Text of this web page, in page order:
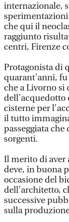
internazionale,
sperimentazioni
che qui il
raggiunto
centri, Firenze
Protagonista di
quarant'anni, fu
che a Livorno
dell'acquedotto
cisterne per
il tutto
passeggiata
sorgenti.
Il merito di aver
deve, in buona
occasione del
dell’architetto,
successive
sulla